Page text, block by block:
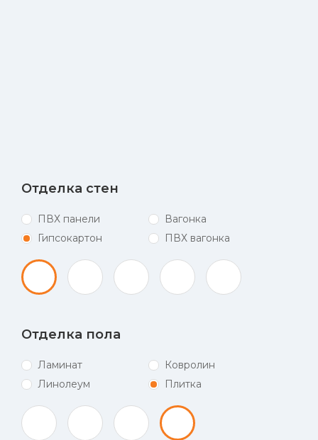
Отделка стен
ПВХ панели
Вагонка
Гипсокартон
ПВХ вагонка
Отделка пола
Ламинат
Ковролин
Линолеум
Плитка